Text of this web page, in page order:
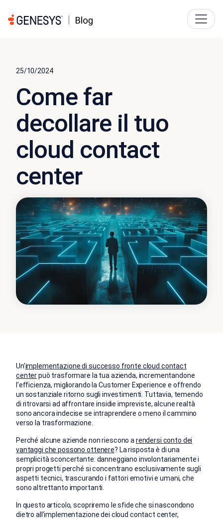
25/10/2024
Come far
decollare il tuo
cloud contact
center
Un’implementazione di successo fronte cloud contact
centerpuò trasformare la tua azienda, incrementandone
l’efficienza, migliorando la Customer Experience e offrendo
un sostanziale ritorno sugli investimenti. Tuttavia, temendo
di ritrovarsi ad affrontare insidie impreviste, alcune realtà
sono ancora indecise se intraprendere o meno il cammino
verso la trasformazione.
Perché alcune aziende non riescono a rendersi conto dei
vantaggi che possono ottenere? La risposta è di una
semplicità sconcertante: danneggiano involontariamente i
propri progetti perché si concentrano esclusivamente sugli
aspetti tecnici, trascurando i fattori emotivi e umani, che
sono altrettanto importanti.
In questo articolo, scopriremo le sfide che si nascondono
dietro all’implementazione dei cloud contact center,